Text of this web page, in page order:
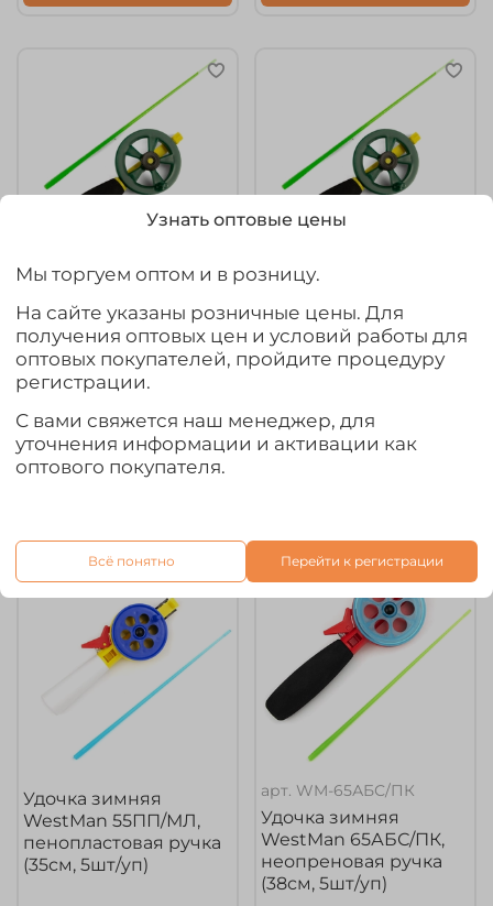
WM-skeleton55-
neopren-zel-oranj
Зимняя удочка
WestMan "Скелетон",
неопреновая ручка
105₽
Выбрать товар из 3 шт.
WM-skeleton70-
neopren-zel-zhelt
Зимняя удочка
WestMan "Скелетон",
105₽
Удочка зимняя
WestMan 55ПП/МЛ,
пенопластовая ручка
(35см, 5шт/уп)
арт. WM-65АБС/ПК
Удочка зимняя
WestMan 65АБС/ПК,
неопреновая ручка
(38см, 5шт/уп)
Узнать оптовые цены
Мы торгуем оптом и в розницу.
На сайте указаны розничные цены. Для
получения оптовых цен и условий работы для
оптовых покупателей, пройдите процедуру
регистрации.
С вами свяжется наш менеджер, для
уточнения информации и активации как
оптового покупателя.
Всё понятно Перейти к регистрации